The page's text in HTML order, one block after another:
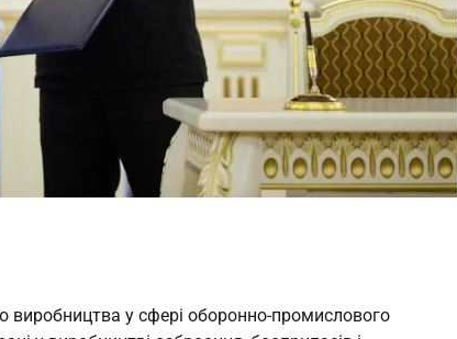
виробництва у сфері оборонно-промислового